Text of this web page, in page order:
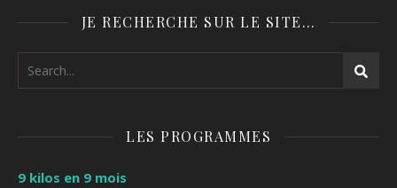
JE RECHERCHE SUR LE SITE…
LES PROGRAMMES
9 kilos en 9 mois